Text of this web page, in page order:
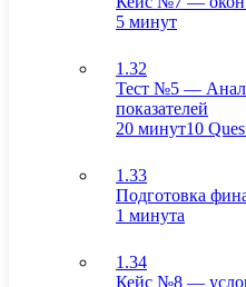
5 минут
1.32
Тест №5 —
показателей
20 минут10
1.33
Подготовка
1 минута
1.34
Кейс №8 —